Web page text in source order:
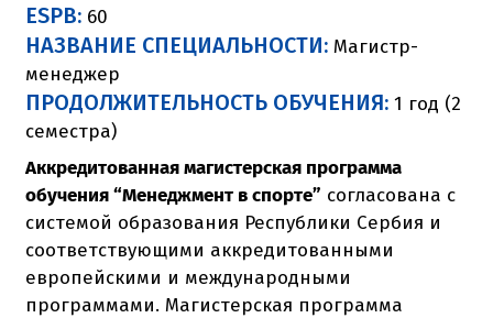
ESPB: 60
НАЗВАНИЕ СПЕЦИАЛЬНОСТИ: Магистр-
менеджер
ПРОДОЛЖИТЕЛЬНОСТЬ ОБУЧЕНИЯ: 1 год (2
семестра)
Аккредитованная магистерская программа
обучения “Менеджмент в спорте” согласована с
системой образования Республики Сербия и
соответствующими аккредитованными
европейскими и международными
программами. Магистерская программа